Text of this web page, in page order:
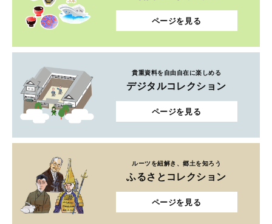
ページを見る
貴重資料を自由自在に楽しめる
デジタルコレクション
ページを見る
ルーツを紐解き、郷土を知ろう
ふるさとコレクション
ページを見る